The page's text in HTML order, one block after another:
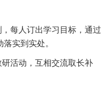
每人订出学习目标，通过
实到实处。
活动，互相交流取长补